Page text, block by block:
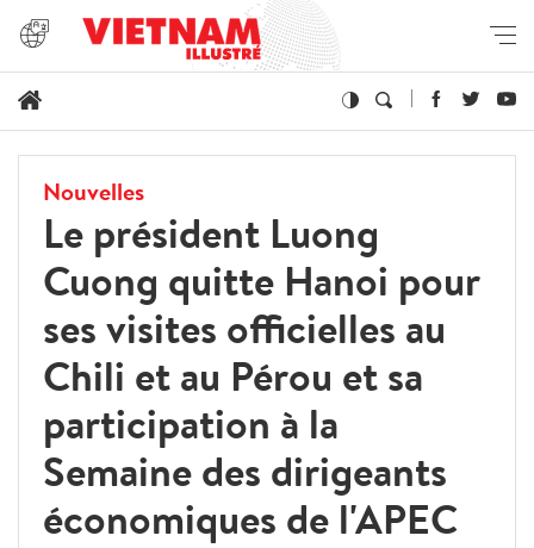
Nouvelles
Le président Luong
Cuong quitte Hanoi pour
ses visites officielles au
Chili et au Pérou et sa
participation à la
Semaine des dirigeants
économiques de l'APEC